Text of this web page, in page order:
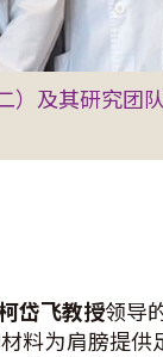
）及其研究团
岱飞教授领导
料为肩膀提